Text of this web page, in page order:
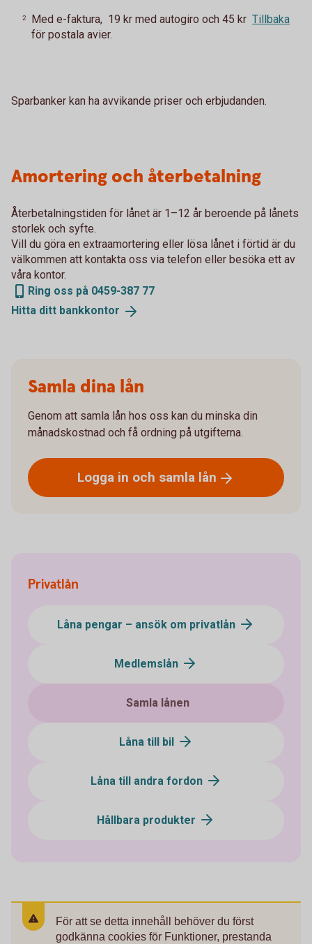
2
Med e-faktura, 19 kr med autogiro och 45 kr
för postala avier.
Tillbaka
Sparbanker kan ha avvikande priser och erbjudanden.
Amortering och återbetalning
Återbetalningstiden för lånet är 1–12 år beroende på lånets
storlek och syfte.
Vill du göra en extraamortering eller lösa lånet i förtid är du
välkommen att kontakta oss via telefon eller besöka ett av
våra kontor.
Ring oss på 0459-387 77
Hitta ditt bankkontor
Samla dina lån
Genom att samla lån hos oss kan du minska din
månadskostnad och få ordning på utgifterna.
Logga in och samla lån
Privatlån
Låna pengar – ansök om privatlån
Medlemslån
Samla lånen
Låna till bil
Låna till andra fordon
Hållbara produkter
För att se detta innehåll behöver du först
godkänna cookies för Funktioner, prestanda